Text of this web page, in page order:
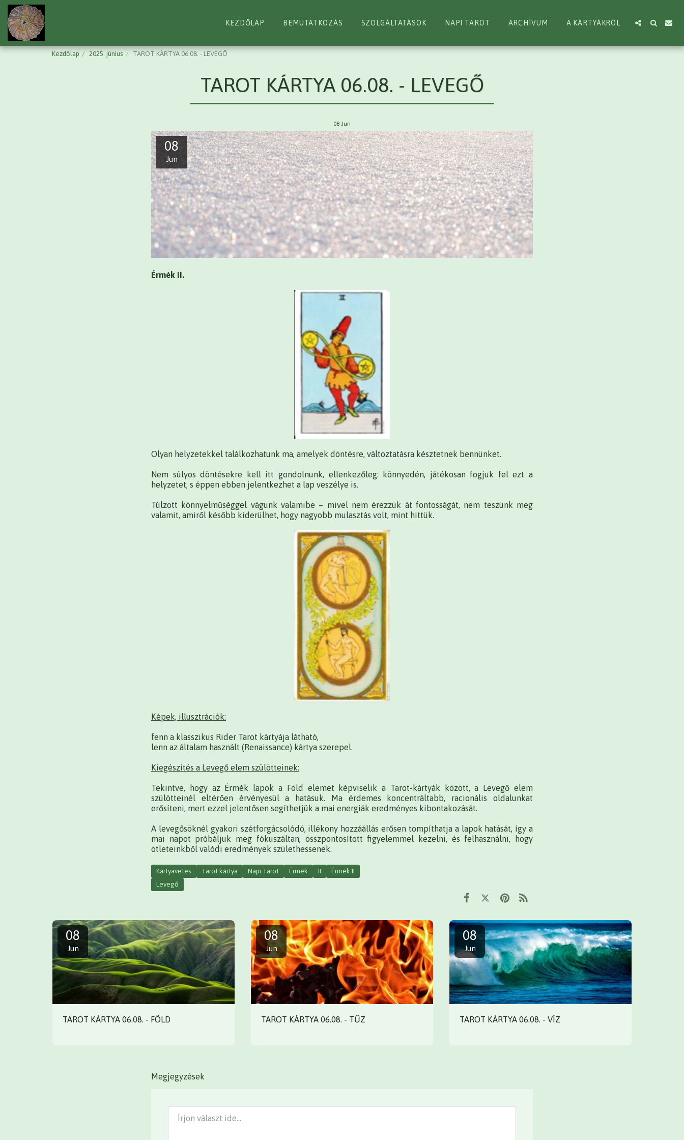
KEZDŐLAP BEMUTATKOZÁS SZOLGÁLTATÁSOK NAPI TAROT ARCHÍVUM A KÁRTYÁKRÓL
Kezdőlap 2025. június TAROT KÁRTYA 06.08. - LEVEGŐ
TAROT KÁRTYA 06.08. - LEVEGŐ
08 Jun
08
Jun
Érmék II.
Olyan helyzetekkel találkozhatunk ma, amelyek döntésre, változtatásra késztetnek bennünket.
Nem súlyos döntésekre kell itt gondolnunk, ellenkezőleg: könnyedén, játékosan fogjuk fel ezt a
helyzetet, s éppen ebben jelentkezhet a lap veszélye is.
Túlzott könnyelműséggel vágunk valamibe – mivel nem érezzük át fontosságát, nem teszünk meg
valamit, amiről később kiderülhet, hogy nagyobb mulasztás volt, mint hittük.
Képek, illusztrációk:
fenn a klasszikus Rider Tarot kártyája látható,
lenn az általam használt (Renaissance) kártya szerepel.
Kiegészítés a Levegő elem szülötteinek:
Tekintve, hogy az Érmék lapok a Föld elemet képviselik a Tarot-kártyák között, a Levegő elem
szülötteinél eltérően érvényesül a hatásuk. Ma érdemes koncentráltabb, racionális oldalunkat
erősíteni, mert ezzel jelentősen segíthetjük a mai energiák eredményes kibontakozását.
A levegősöknél gyakori szétforgácsolódó, illékony hozzáállás erősen tompíthatja a lapok hatását, így a
mai napot próbáljuk meg fókuszáltan, összpontosított figyelemmel kezelni, és felhasználni, hogy
ötleteinkből valódi eredmények születhessenek.
Kártyavetés Tarot kártya Napi Tarot Érmék II
Érmék II
Levegő
08
Jun
TAROT KÁRTYA 06.08. - FÖLD
08
Jun
TAROT KÁRTYA 06.08. - TŰZ
08
Jun
TAROT KÁRTYA 06.08. - VÍZ
Megjegyzések